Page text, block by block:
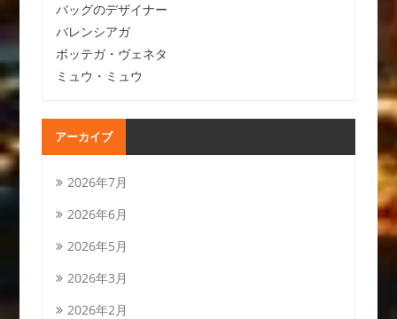
バッグのデザイナー
バレンシアガ
ボッテガ・ヴェネタ
ミュウ・ミュウ
アーカイブ
2026年7月
2026年6月
2026年5月
2026年3月
2026年2月